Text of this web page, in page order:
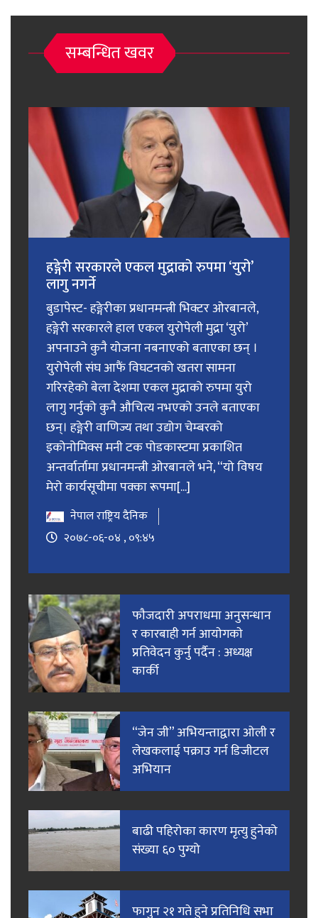
सम्बन्धित खवर
हङ्गेरी सरकारले एकल मुद्राको रुपमा ‘युरो’
लागु नगर्ने
बुडापेस्ट- हङ्गेरीका प्रधानमन्त्री भिक्टर ओरबानले,
हङ्गेरी सरकारले हाल एकल युरोपेली मुद्रा ‘युरो’
अपनाउने कुनै योजना नबनाएको बताएका छन् ।
युरोपेली संघ आफैं विघटनको खतरा सामना
गरिरहेको बेला देशमा एकल मुद्राको रुपमा युरो
लागु गर्नुको कुनै औचित्य नभएको उनले बताएका
छन्। हङ्गेरी वाणिज्य तथा उद्योग चेम्बरको
इकोनोमिक्स मनी टक पोडकास्टमा प्रकाशित
अन्तर्वार्तामा प्रधानमन्त्री ओरबानले भने, “यो विषय
मेरो कार्यसूचीमा पक्का रूपमा[...]
नेपाल राष्ट्रिय दैनिक
२०७८-०६-०४ , ०९:४५
फाैजदारी अपराधमा अनुसन्धान
र कारबाही गर्न आयाेगकाे
प्रतिवेदन कुर्नु पर्दैन : अध्यक्ष
कार्की
“जेन जी” अभियन्ताद्वारा ओली र
लेखकलाई पक्राउ गर्न डिजीटल
अभियान
बाढी पहिरोका कारण मृत्यु हुनेको
संख्या ६० पुग्यो
फागुन २१ गते हुने प्रतिनिधि सभा